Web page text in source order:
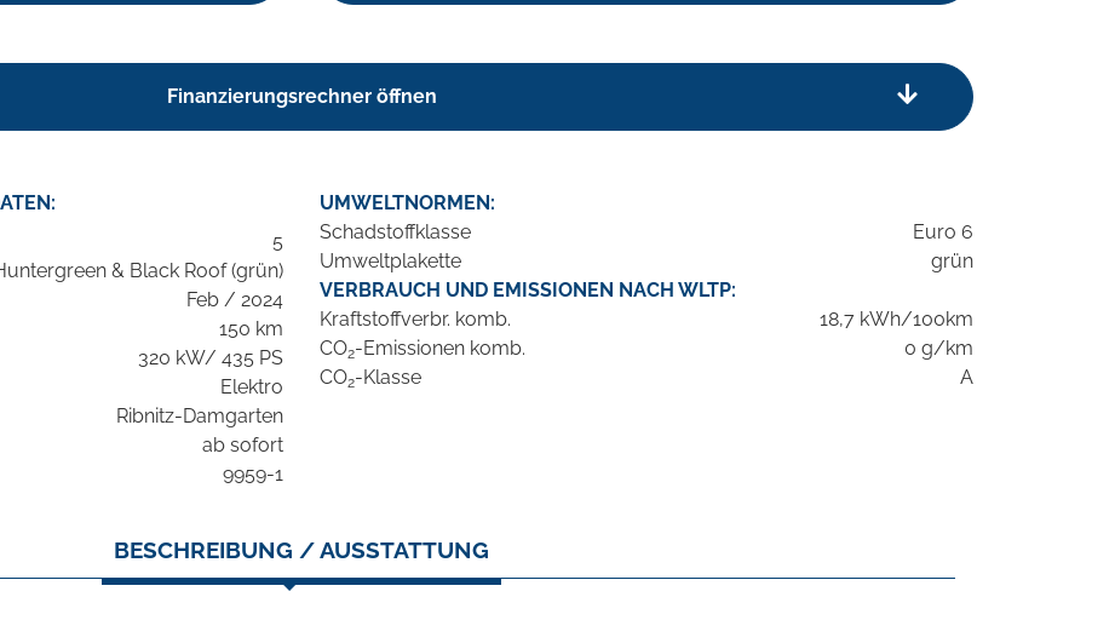
Finanzierungsrechner öffnen
5
& Black Roof (grün)
Feb / 2024
150 km
320 kW/ 435 PS
Elektro
Ribnitz-Damgarten
ab sofort
9959-1
UMWELTNORMEN:
Schadstoffklasse
Euro 6
Umweltplakette
grün
VERBRAUCH UND EMISSIONEN NACH WLTP:
Kraftstoffverbr. komb.
18,7 kWh/100km
CO2-Emissionen komb.
0 g/km
CO2-Klasse A
BESCHREIBUNG / AUSSTATTUNG